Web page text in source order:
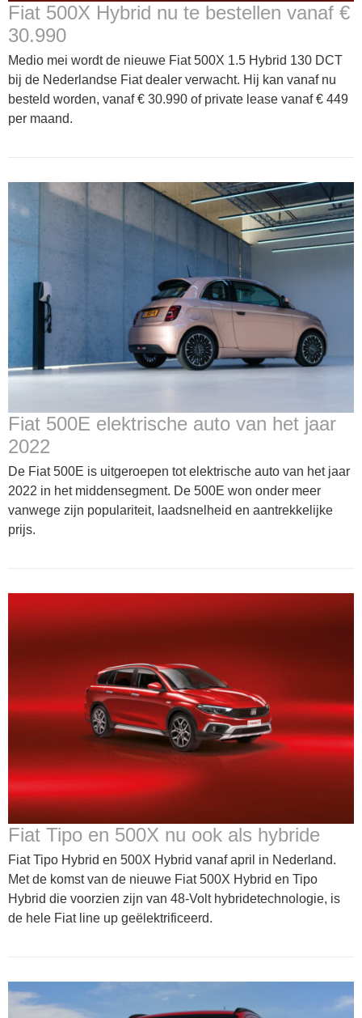
Fiat 500X Hybrid nu te bestellen vanaf €
30.990
Medio mei wordt de nieuwe Fiat 500X 1.5 Hybrid 130 DCT
bij de Nederlandse Fiat dealer verwacht. Hij kan vanaf nu
besteld worden, vanaf € 30.990 of private lease vanaf € 449
per maand.
Fiat 500E elektrische auto van het jaar
2022
De Fiat 500E is uitgeroepen tot elektrische auto van het jaar
2022 in het middensegment. De 500E won onder meer
vanwege zijn populariteit, laadsnelheid en aantrekkelijke
prijs.
Fiat Tipo en 500X nu ook als hybride
Fiat Tipo Hybrid en 500X Hybrid vanaf april in Nederland.
Met de komst van de nieuwe Fiat 500X Hybrid en Tipo
Hybrid die voorzien zijn van 48-Volt hybridetechnologie, is
de hele Fiat line up geëlektrificeerd.